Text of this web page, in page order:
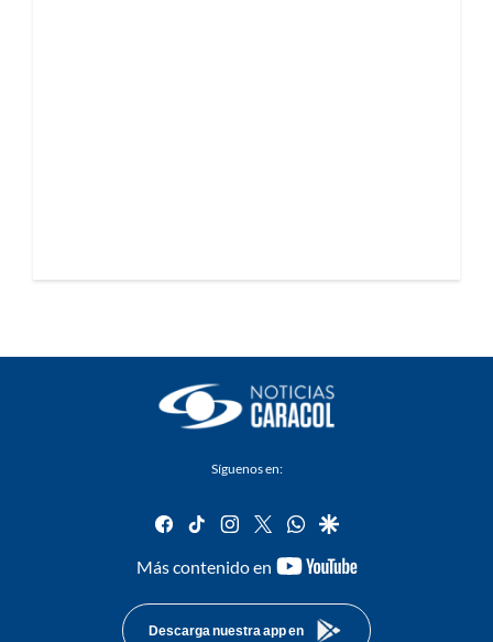
Síguenos en:
facebook
tiktok instagram
twitterwhatsapp
google
Más contenido en
youtube-
Descarga nuestra app en